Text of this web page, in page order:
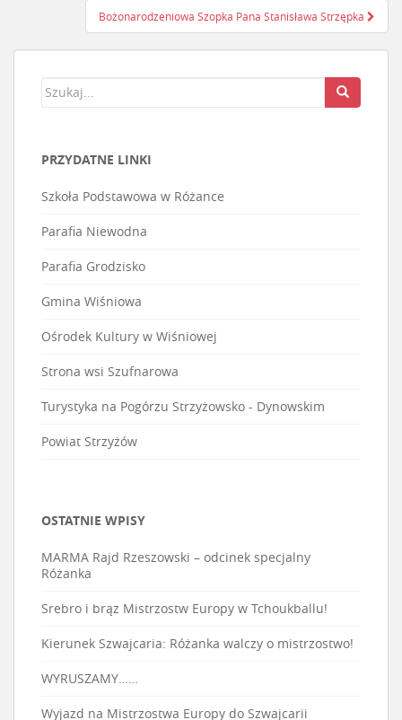
Bożonarodzeniowa Szopka Pana Stanisława Strzępka
PRZYDATNE LINKI
Szkoła Podstawowa w Różance
Parafia Niewodna
Parafia Grodzisko
Gmina Wiśniowa
Ośrodek Kultury w Wiśniowej
Strona wsi Szufnarowa
Turystyka na Pogórzu Strzyżowsko - Dynowskim
Powiat Strzyżów
OSTATNIE WPISY
MARMA Rajd Rzeszowski – odcinek specjalny
Różanka
Srebro i brąz Mistrzostw Europy w Tchoukballu!
Kierunek Szwajcaria: Różanka walczy o mistrzostwo!
WYRUSZAMY……
Wyjazd na Mistrzostwa Europy do Szwajcarii